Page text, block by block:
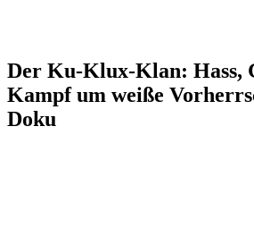
Der Ku-Klux-Klan: Hass,
Kampf um weiße
Doku